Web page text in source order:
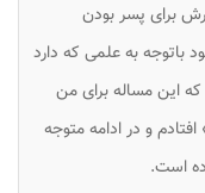
برای پسر بودن
باتوجه به علمی که دارد
این مساله برای من
و در ادامه متوجه
است.